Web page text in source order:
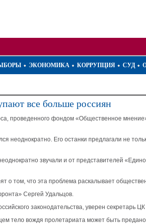
ЭКОНОМИКА КОРРУПЦИЯ СУД
все больше россиян
проведенного фондом «Общественное
неоднократно. Его останки предлагали не
звучали и от представителей
о том, что эта проблема раскалывает
Сергей Удальцов.
законодательства, уверен секретарь
тело вождя пролетариата может быть